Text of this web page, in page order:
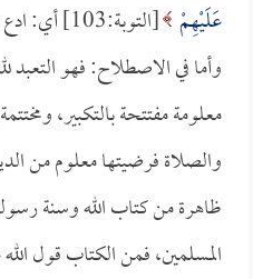
عَلَيْهِمْ [التوبة:103] أي: ادع لهم.
وأما في الاصطلاح: فهو التعبد
معلومة مفتتحة بالتكبير،
والصلاة فرضيتها معلوم من
ظاهرة من كتاب الله وسنة
المسلمين، فمن الكتاب قول